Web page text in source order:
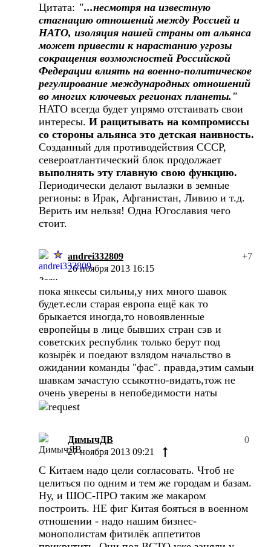
Цитата: "...несмотря на известную
стагнацию отношений между Россией и
НАТО, изоляция нашей страны от альянса
может привести к нарастанию угрозы
сокращения возможностей Российской
Федерации влиять на военно-политическое
регулирование международных отношений
во многих ключевых регионах планеты."
НАТО всегда будет упрямо отстаивать свои
интересы. И ращитывать на компромиссы
со стороны альянса это детская наивность.
Созданный для противодействия СССР,
североатлантический блок продолжает
выполнять эту главную свою функцию.
Периодически делают вылазки в земные
регионы: в Ирак, Афганистан, Ливию и т.д.
Верить им нельзя! Одна Югославия чего
стоит.
andrei332809
+7
26 ноября 2013 16:15
пока янкесы сильны,у них много шавок
будет.если старая европа ещё как то
брыкается иногда,то новоявленные
европейцы в лице бывших стран сэв и
советских республик только берут под
козырёк и поедают взлядом начальство в
ожидании команды "фас". правда,этим самыи
шавкам зачастую ссыкотно-видать,тож не
очень уверены в непобедимости наты
ДимычДВ
0
27 ноября 2013 09:21
С Китаем надо цели согласовать. Чтоб не
целиться по одним и тем же городам и базам.
Ну, и ШОС-ПРО таким же макаром
построить. НЕ фиг Китая бояться в военном
отношении - надо нашим бизнес-
монополистам фитилёк аппетитов